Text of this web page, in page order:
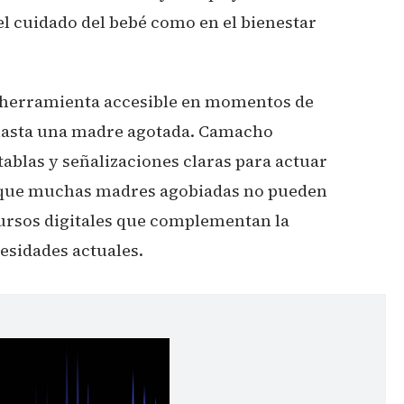
cuidado del bebé como en el bienestar
accesible en momentos de
una madre agotada. Camacho
y señalizaciones claras para actuar
muchas madres agobiadas no pueden
digitales que complementan la
actuales.